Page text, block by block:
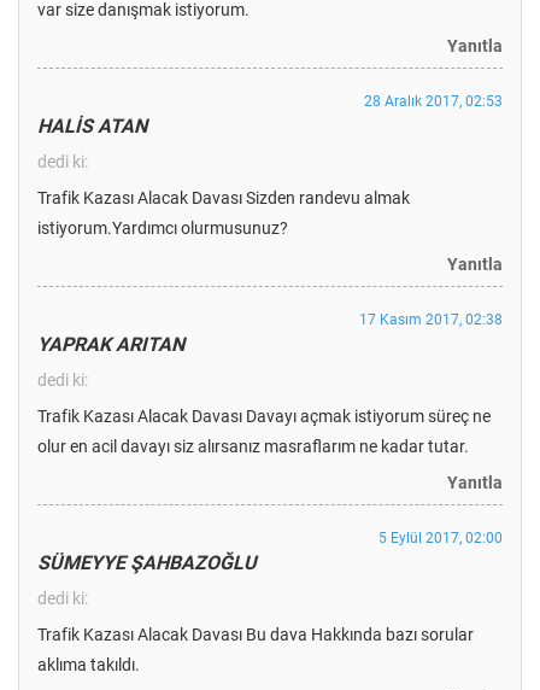
var size danışmak istiyorum.
Yanıtla
HALİS ATAN
dedi ki:
28 Aralık 2017, 02:53
Trafik Kazası Alacak Davası Sizden randevu almak
istiyorum.Yardımcı olurmusunuz?
Yanıtla
YAPRAK ARITAN
dedi ki:
17 Kasım 2017, 02:38
Trafik Kazası Alacak Davası Davayı açmak istiyorum süreç ne
olur en acil davayı siz alırsanız masraflarım ne kadar tutar.
Yanıtla
SÜMEYYE ŞAHBAZOĞLU
dedi ki:
5 Eylül 2017, 02:00
Trafik Kazası Alacak Davası Bu dava Hakkında bazı sorular
aklıma takıldı.